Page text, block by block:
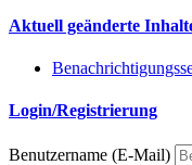
Aktuell geänderte
Login/Registrierung
Benutzername (E-Mail)